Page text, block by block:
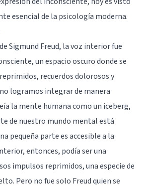
esencial de la psicología moderna.
Sigmund Freud, la voz interior fue
un espacio oscuro donde se
recuerdos dolorosos y
logramos integrar de manera
la mente humana como un iceberg,
de nuestro mundo mental está
pequeña parte es accesible a la
entonces, podía ser una
impulsos reprimidos, una especie de
Pero no fue solo Freud quien se